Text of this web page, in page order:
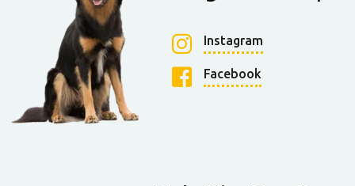
Instagram
Facebook